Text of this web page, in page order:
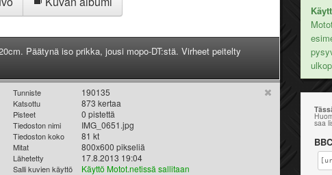
Päätynä iso prikka, jousi mopo-DT:stä. Virheet peitelty
Tunniste 190135
Katsottu 873 kertaa
Pisteet 0 pistettä
Tiedoston nimi IMG_0651.jpg
Tiedoston koko 81 kt
Mitat 800x600 pikseliä
Lähetetty 17.8.2013 19:04
Salli kuvien käyttö
Käyttö Motot.netissä sallitaan
saa